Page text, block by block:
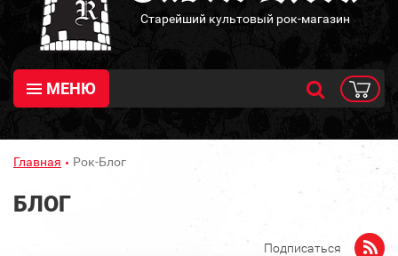
Старейший культовый рок-магазин
МЕНЮ
Главная Рок-Блог
БЛОГ
Подписаться